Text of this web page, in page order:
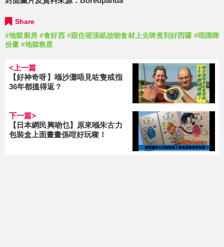
Share
#地獄廚房 #食好西 #跟住呢張紙放啲食材上去咪煮到好西囉 #唔識睇
份量 #地獄救星
<上一篇
【好神奇呀】喺沙灘唔見咗隻戒指
36年都搵得返？
下一篇>
【日本網民興啲乜】原來喺朱古力
包裝盒上面畫畫係咁好玩㗎！